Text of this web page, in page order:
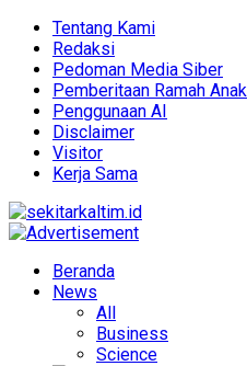
Tentang Kami
Redaksi
Pedoman Media Siber
Pemberitaan Ramah Anak
Penggunaan AI
Disclaimer
Visitor
Kerja Sama
Beranda
News
All
Business
Science